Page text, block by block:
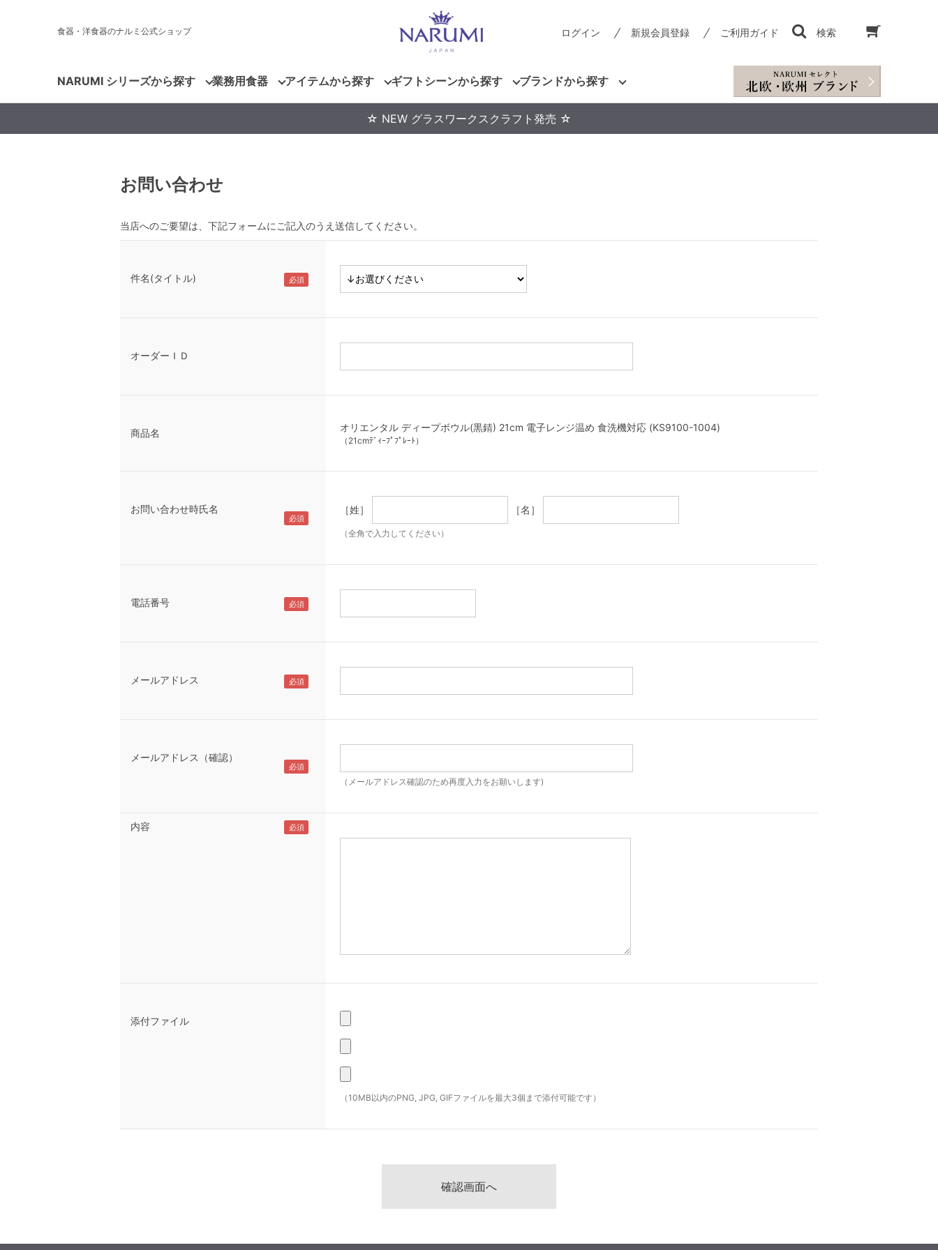
食器・洋食器のナルミ公式ショップ ログイン 新規会員登録 ご利用ガイド 検索
NARUMI シリーズから探す 業務用食器 アイテムから探す ギフトシーンから探す ブランドから探す
☆ NEW グラスワークスクラフト発売 ☆
お問い合わせ
当店へのご要望は、下記フォームにご記入のうえ送信してください。
件名(タイトル)
オーダーＩＤ
商品名 オリエンタル ディープボウル(黒錆) 21cm 電子レンジ温め 食洗機対応 (KS9100-1004)
（21cmﾃﾞｨｰﾌﾟﾌﾟﾚｰﾄ）
お問い合わせ時氏名 ［姓］ ［名］
（全角で入力してください）
電話番号
メールアドレス
メールアドレス（確認）
（メールアドレス確認のため再度入力をお願いします)
内容
添付ファイル
（10MB以内のPNG, JPG, GIFファイルを最大3個まで添付可能です）